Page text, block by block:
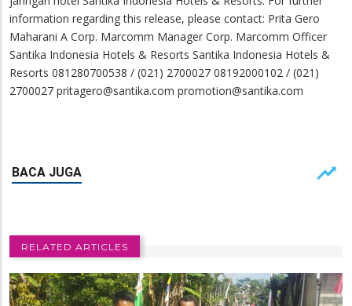
information regarding this release, please contact: Prita Gero
Maharani A Corp. Marcomm Manager Corp. Marcomm Officer
Santika Indonesia Hotels & Resorts Santika Indonesia Hotels &
Resorts 081280700538 / (021) 2700027 08192000102 / (021)
2700027 pritagero@santika.com promotion@santika.com
RELATED ARTICLES